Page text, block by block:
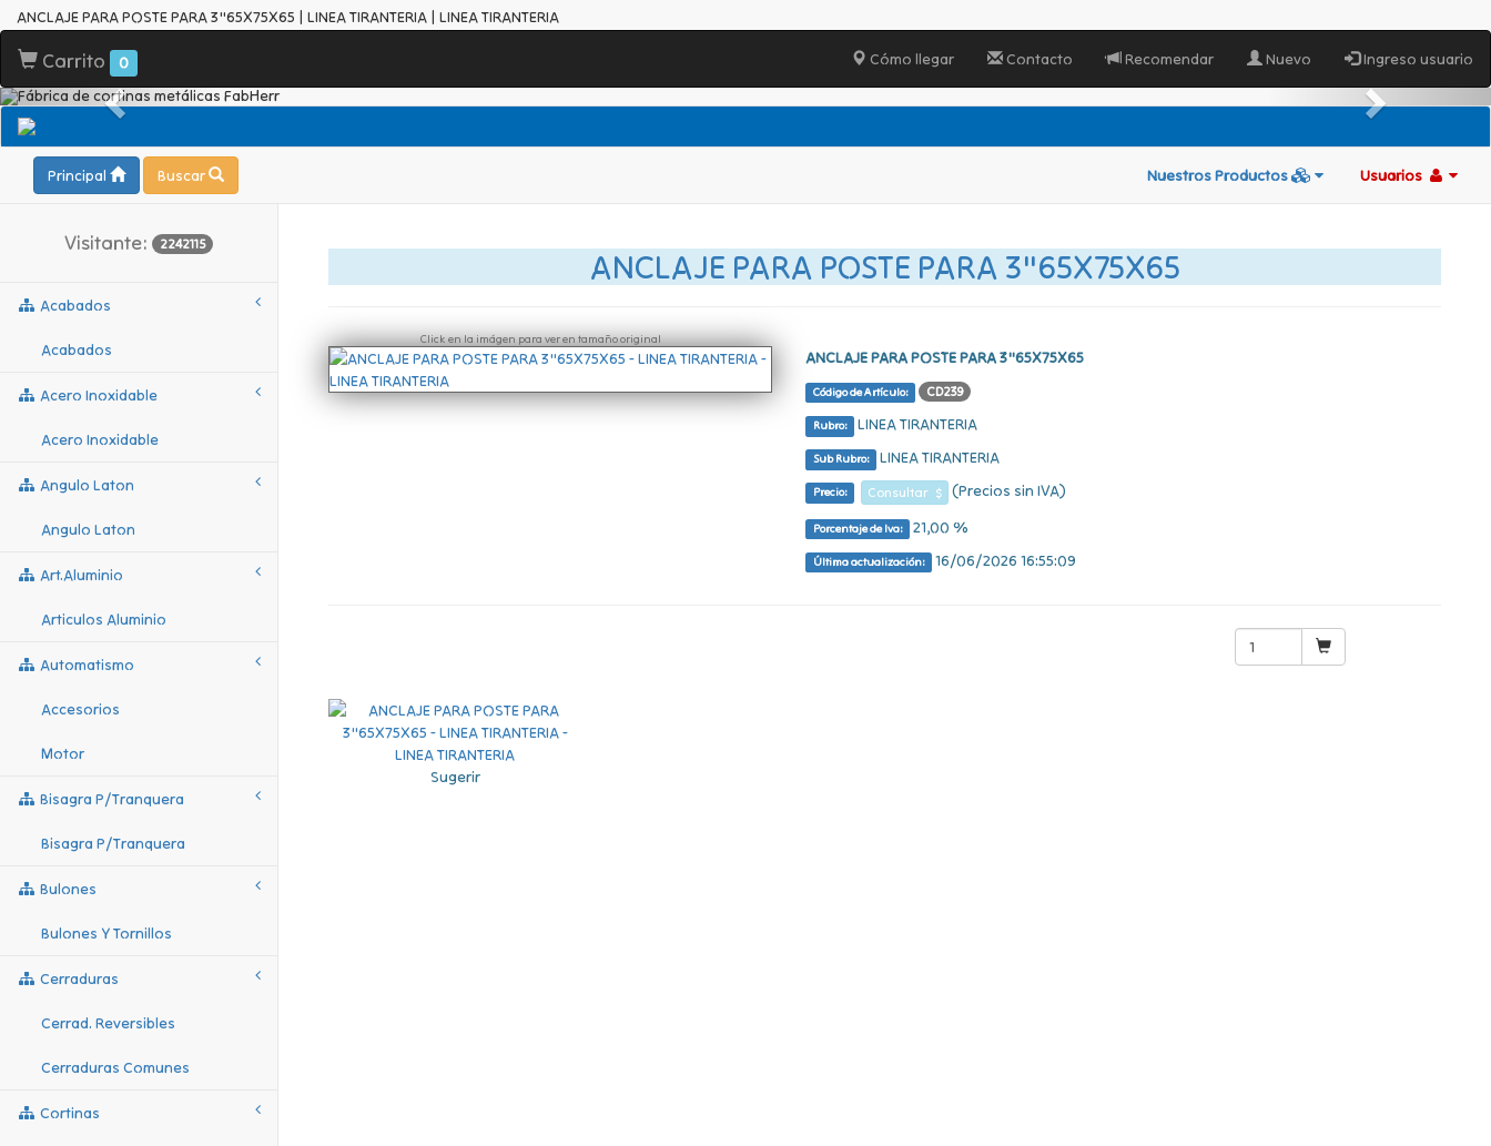
ANCLAJE PARA POSTE PARA 3"65X75X65 | LINEA TIRANTERIA | LINEA TIRANTERIA
Carrito 0 Cómo llegar Contacto Recomendar Nuevo Ingreso usuario
Principal Buscar Nuestros Productos Usuarios
Visitante: 2242115
Acabados
Acabados
Acero Inoxidable
Acero Inoxidable
Angulo Laton
Angulo Laton
Art.aluminio
Articulos Aluminio
Automatismo
Accesorios
Motor
Bisagra P/tranquera
Bisagra P/tranquera
Bulones
Bulones Y Tornillos
Cerraduras
Cerrad. Reversibles
Cerraduras Comunes
Cortinas
ANCLAJE PARA POSTE PARA 3"65X75X65
Click en la imágen para ver en tamaño original
ANCLAJE PARA POSTE PARA 3"65X75X65
Código de Artículo: CD239
Rubro: LINEA TIRANTERIA
Sub Rubro: LINEA TIRANTERIA
Precio: Consultar $ (Precios sin IVA)
Porcentaje de Iva: 21,00 %
Última actualización: 16/06/2026 16:55:09
Sugerir